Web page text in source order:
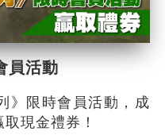
員活動
》限時會員活動，成
現金禮券！